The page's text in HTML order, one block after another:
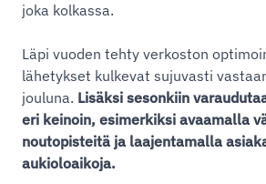
joka kolkassa.
Läpi vuoden tehty verkoston
lähetykset kulkevat sujuvasti
jouluna. Lisäksi sesonkiin
eri keinoin, esimerkiksi avaamalla
noutopisteitä ja laajentamalla
aukioloaikoja.